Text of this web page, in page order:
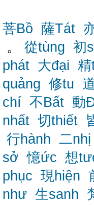
菩Bồ 薩Tát
。 從tùng 初
phát 大đại
quảng 修tu
chí 不Bất 動
nhất 切thiết
行hành 二nhị
sở 憶ức 想
phục 現hiện
như 生sanh